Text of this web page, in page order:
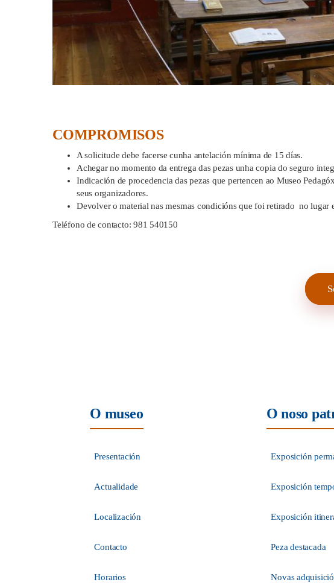
COMPROMISOS
A solicitude debe facerse cunha antelación mínima de 15 días.
Achegar no momento da entrega das pezas unha copia do seguro
Indicación de procedencia das pezas que pertencen ao Museo
seus organizadores.
Devolver o material nas mesmas condicións que foi retirado no lugar
Teléfono de contacto: 981 540150
O museo
Presentación
Actualidade
Localización
Contacto
Horarios
O noso
Exposición
Exposición
Exposición
Peza destacada
Novas